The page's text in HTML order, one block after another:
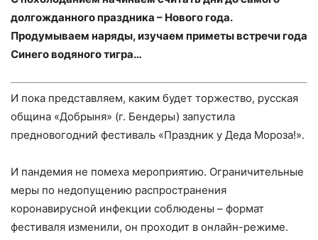
долгожданного праздника – Нового года.
Продумываем наряды, изучаем приметы встречи года
Синего водяного тигра…
И пока представляем, каким будет торжество, русская
община «Добрыня» (г. Бендеры) запустила
предновогодний фестиваль «Праздник у Деда Мороза!».
И пандемия не помеха мероприятию. Ограничительные
меры по недопущению распространения
коронавирусной инфекции соблюдены – формат
фестиваля изменили, он проходит в онлайн-режиме.